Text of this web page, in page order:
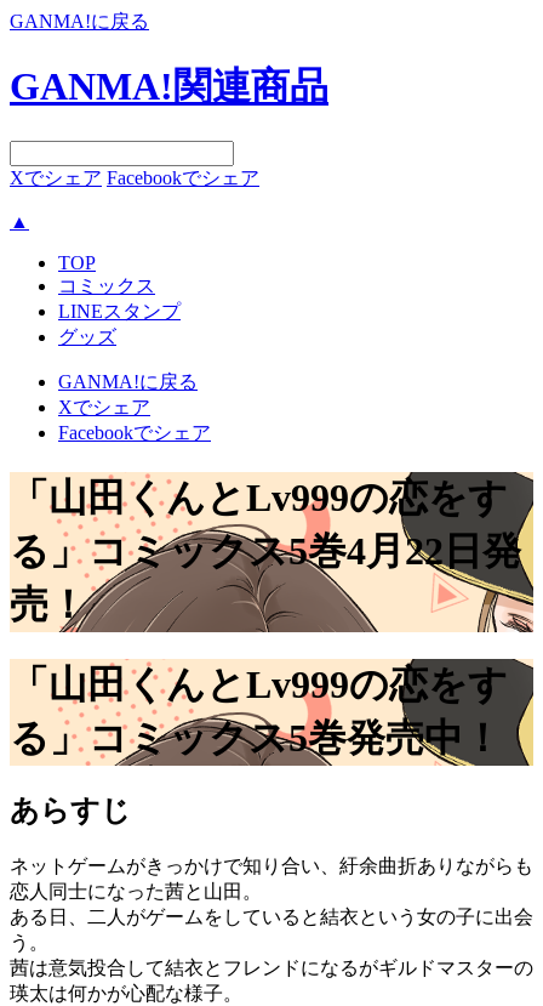
GANMA!に戻る
GANMA!関連商品
Xでシェア Facebookでシェア
▲
TOP
コミックス
LINEスタンプ
グッズ
GANMA!に戻る
Xでシェア
Facebookでシェア
「山田くんとLv999の恋をす
る」コミックス5巻4月22日発
売！
「山田くんとLv999の恋をす
る」コミックス5巻発売中！
あらすじ
ネットゲームがきっかけで知り合い、紆余曲折ありながらも
恋人同士になった茜と山田。
ある日、二人がゲームをしていると結衣という女の子に出会
う。
茜は意気投合して結衣とフレンドになるがギルドマスターの
瑛太は何かが心配な様子。